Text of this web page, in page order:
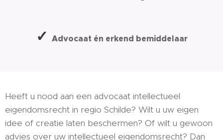
✓ Advocaat én erkend bemiddelaar
Heeft u nood aan een advocaat intellectueel
eigendomsrecht in regio Schilde? Wilt u uw eigen
idee of creatie laten beschermen? Of wilt u gewoon
advies over uw intellectueel eigendomsrecht? Dan